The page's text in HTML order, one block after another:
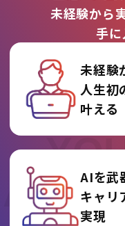
AT AI
未経験から
手
未経験
人生初
叶える
AIを武
キャリ
実現